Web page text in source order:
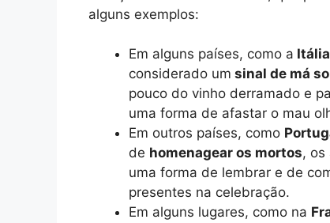
alguns exemplos:
Em alguns países, como a
considerado um sinal de má
pouco do vinho derramado e
uma forma de afastar o mau
Em outros países, como
de homenagear os mortos, os
uma forma de lembrar e de
presentes na celebração.
Em alguns lugares, como na